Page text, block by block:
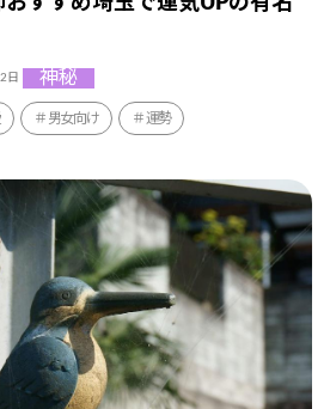
日 神秘
男女向け 運勢